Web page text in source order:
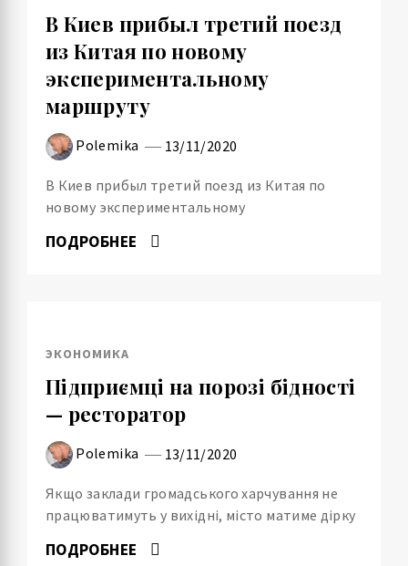
В Киев прибыл третий поезд
из Китая по новому
экспериментальному
маршруту
Polemika 13/11/2020
В Киев прибыл третий поезд из Китая по
новому экспериментальному
ПОДРОБНЕЕ
ЭКОНОМИКА
Підприємці на порозі бідності
— ресторатор
Polemika 13/11/2020
Якщо заклади громадського харчування не
працюватимуть у вихідні, місто матиме дірку
ПОДРОБНЕЕ